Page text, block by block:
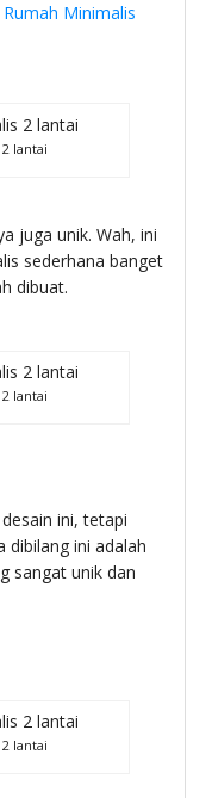
Minimalis
lantai
juga unik. Wah, ini
sederhana banget
dibuat.
lantai
ini, tetapi
dibilang ini adalah
sangat unik dan
lantai